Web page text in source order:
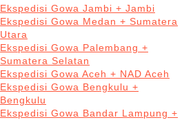
Ekspedisi Gowa Jambi + Jambi
Ekspedisi Gowa Medan + Sumatera
Utara
Ekspedisi Gowa Palembang +
Sumatera Selatan
Ekspedisi Gowa Aceh + NAD Aceh
Ekspedisi Gowa Bengkulu +
Bengkulu
Ekspedisi Gowa Bandar Lampung +